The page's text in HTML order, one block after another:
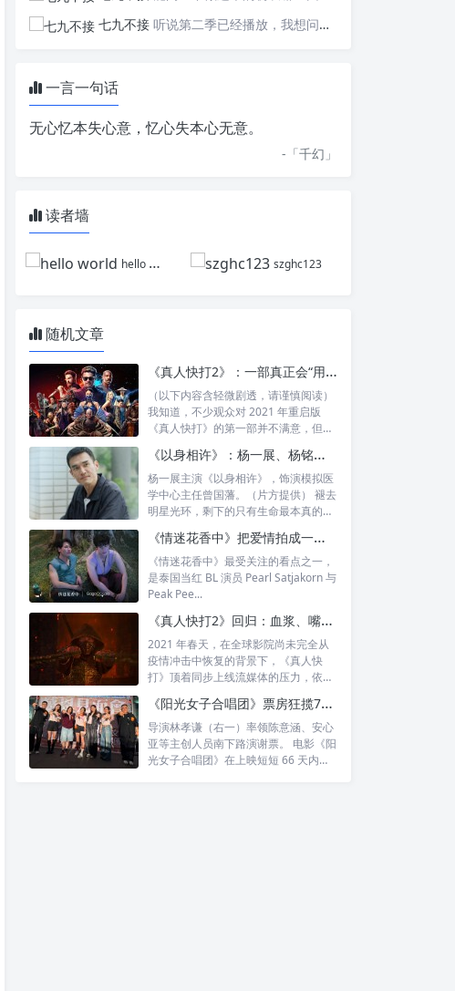
七九不接 听说第二季已经播放，我想问一下国内什么时候会播出
一言一句话
无心忆本失心意，忆心失本心无意。
-「千幻 」
读者墙
hello world szghc123
随机文章
《真人快打2》：一部真正会“用打斗讲故事”的游戏改编电影，续集为何能完成惊人反超？
（以下内容含轻微剧透，请谨慎阅读）
我知道，不少观众对 2021 年重启版
《真人快打》的第一部并不满意，但我
《以身相许》：杨一展、杨铭威演出无名英雄的生命重量
杨一展主演《以身相许》，饰演模拟医
学中心主任曾国藩。（片方提供） 褪去
明星光环，剩下的只有生命最本真的质
《情迷花香中》把爱情拍成一场猎杀：副总裁为救公司绑走神秘少年制香
《情迷花香中》最受关注的看点之一，
是泰国当红 BL 演员 Pearl Satjakorn 与
Peak Pee...
《真人快打2》回归：血浆、嘴炮和第四面墙齐飞，这场生死对决还能打多久？
2021 年春天，在全球影院尚未完全从
疫情冲击中恢复的背景下，《真人快
打》顶着同步上线流媒体的压力，依然
《阳光女子合唱团》票房狂揽7亿！翁倩玉隔海连线泪崩，陈意涵暖心鼓舞患癌粉丝
导演林孝谦（右一）率领陈意涵、安心
亚等主创人员南下路演谢票。 电影《阳
光女子合唱团》在上映短短 66 天内，